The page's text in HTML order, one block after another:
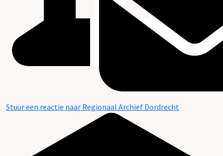
Stuur een reactie naar Regionaal Archief Dordrecht